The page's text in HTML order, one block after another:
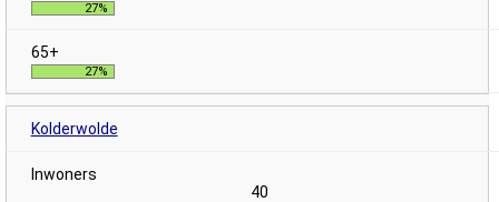
27%
27%
Kolderwolde
40